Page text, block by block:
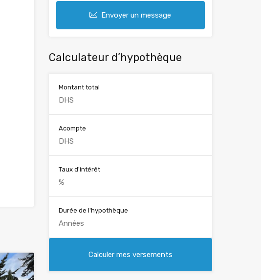
Envoyer un message
Calculateur d’hypothèque
Montant total
Acompte
Taux d'intérêt
Durée de l'hypothèque